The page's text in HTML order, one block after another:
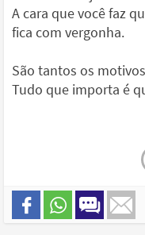
A cara que você faz
fica com vergonha.
São tantos os
Tudo que importa é